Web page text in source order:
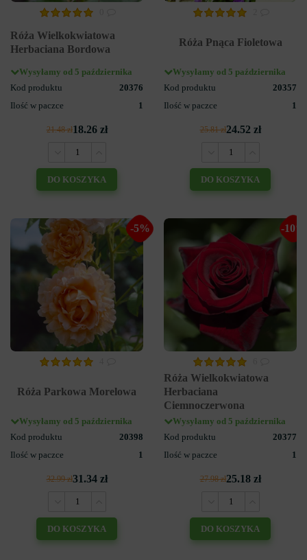
Róża Wielkokwiatowa
Herbaciana Bordowa
Wysyłamy od 5 października
Kod produktu
20376
Ilość w paczce
1
21.48 zł18.26 zł
DO KOSZYKA
Róża Pnąca Fioletowa
Wysyłamy od 5 października
Kod produktu
20357
Ilość w paczce
1
25.81 zł24.52 zł
DO KOSZYKA
-5%
Róża Parkowa Morelowa
Wysyłamy od 5 października
Kod produktu
20398
Ilość w paczce
1
32.99 zł31.34 zł
DO KOSZYKA
-10%
Róża Wielkokwiatowa
Herbaciana
Ciemnoczerwona
Wysyłamy od 5 października
Kod produktu
20377
Ilość w paczce
1
27.98 zł25.18 zł
DO KOSZYKA